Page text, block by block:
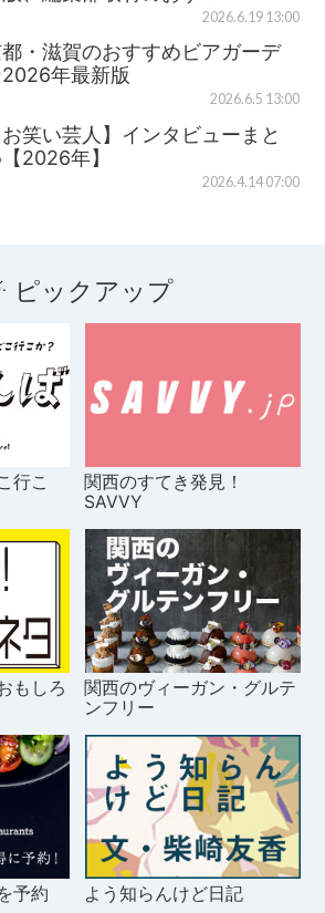
2026.6.19 13:00
・滋賀のおすすめビアガーデ
2026年最新版
2026.6.5 13:00
お笑い芸人】インタビューまと
2026年】
2026.4.14 07:00
ピックアップ
行こ
関西のすてき発見！
SAVVY
もしろ
関西のヴィーガン・グルテ
ンフリー
予約 よう知らんけど日記